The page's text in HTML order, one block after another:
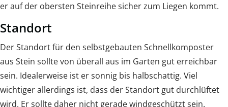
er auf der obersten Steinreihe sicher zum Liegen kommt.
Standort
Der Standort für den selbstgebauten Schnellkomposter
aus Stein sollte von überall aus im Garten gut erreichbar
sein. Idealerweise ist er sonnig bis halbschattig. Viel
wichtiger allerdings ist, dass der Standort gut durchlüftet
wird. Er sollte daher nicht gerade windgeschützt sein.